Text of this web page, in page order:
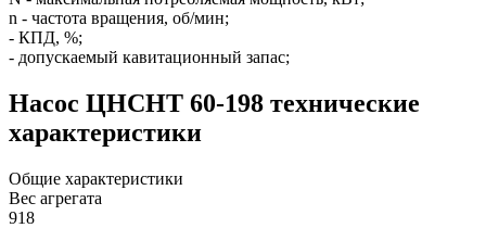
n - частота вращения, об/мин;
- КПД, %;
- допускаемый кавитационный запас;
Насос ЦНСНТ 60-198 технические
характеристики
Общие характеристики
Вес агрегата
918